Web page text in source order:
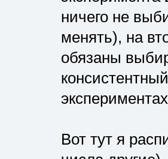
ничего не
менять), на
обязаны
Вот тут я